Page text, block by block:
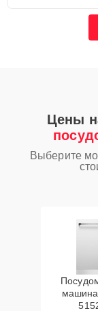
Цены
Выберите